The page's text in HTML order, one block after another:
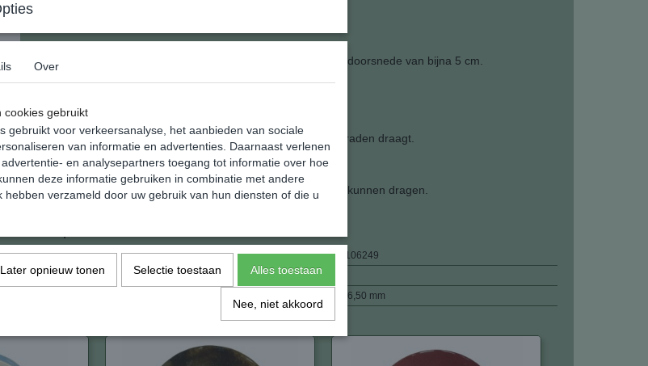
Deze uit Madagaskar afkomstige donut hanger heeft een doorsnede van bijna 5 cm.
48 mm. om precies te zijn.
De steen staat ook bekend als Eldariet of Nevelsteen
Een prachtig sieraad als je het liefst wat meer robuste sieraden draagt.
Het gewicht van deze hanger is: 24 gram
Natuurlijk doen wij er al een zwart koordje bij om direct te kunnen dragen.
EAN code
8720289106249
Netto gewicht
24,00 g
48 x 48 x 6,50 mm
Over
cookies gebruikt
gebruikt voor verkeersanalyse, het aanbieden van sociale
van informatie en advertenties. Daarnaast verlenen
en analysepartners toegang tot informatie over hoe
deze informatie gebruiken in combinatie met andere
hebben verzameld door uw gebruik van hun diensten of die u
Later opnieuw tonen Selectie toestaan Alles toestaan
Nee, niet akkoord